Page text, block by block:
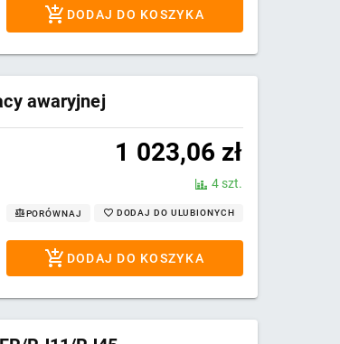
DODAJ DO KOSZYKA
awaryjnej
1 023,06 zł
4 szt.
PORÓWNAJ DODAJ DO ULUBIONYCH
DODAJ DO KOSZYKA